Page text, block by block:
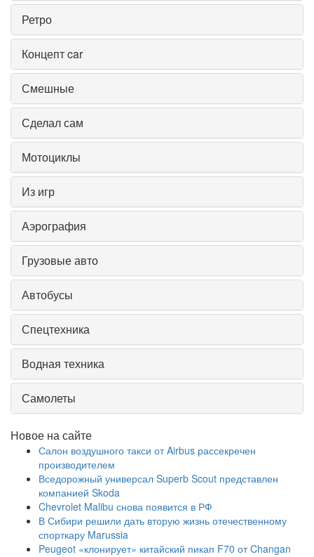
Ретро
Концепт car
Смешные
Сделал сам
Мотоциклы
Из игр
Аэрография
Грузовые авто
Автобусы
Спецтехника
Водная техника
Самолеты
Новое на сайте
Салон воздушного такси от Airbus рассекречен
производителем
Вседорожный универсал Superb Scout представлен
компанией Skoda
Chevrolet Malibu снова появится в РФ
В Сибири решили дать вторую жизнь отечественному
спорткару Marussia
Peugeot «клонирует» китайский пикап F70 от Changan